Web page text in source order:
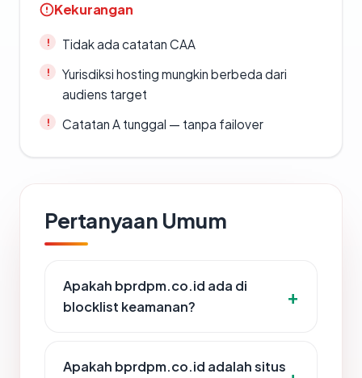
Kekurangan
Tidak ada catatan CAA
Yurisdiksi hosting mungkin berbeda dari
audiens target
Catatan A tunggal — tanpa failover
Pertanyaan Umum
Apakah bprdpm.co.id ada di
blocklist keamanan?
Apakah bprdpm.co.id adalah situs